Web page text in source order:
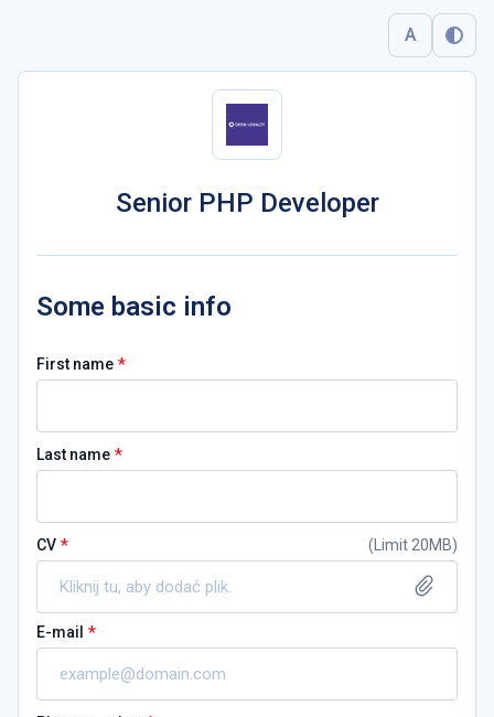
A
Senior PHP Developer
Some basic info
First name *
Last name *
CV * ( Limit 20MB)
Kliknij tu, aby dodać plik.
E-mail *